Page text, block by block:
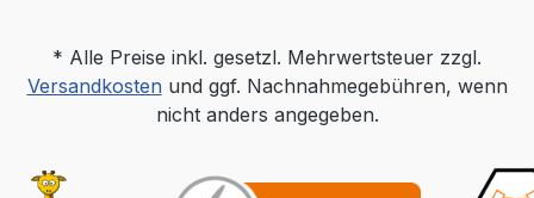
* Alle Preise inkl. gesetzl. Mehrwertsteuer zzgl.
Versandkostenund ggf. Nachnahmegebühren, wenn
nicht anders angegeben.